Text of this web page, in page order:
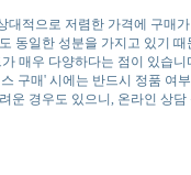
적으로 저렴한 가격에 구매
동일한 성분을 가지고 있기 때
매우 다양하다는 점이 있습니
구매' 시에는 반드시 정품 여
운 경우도 있으니, 온라인 상